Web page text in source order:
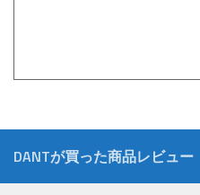
DANTが買った商品レビュー